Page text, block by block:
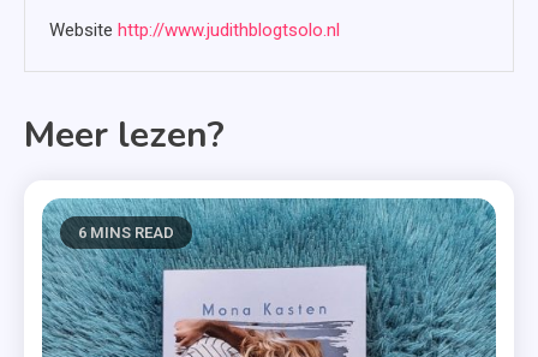
Website http://www.judithblogtsolo.nl
Meer lezen?
6 MINS READ